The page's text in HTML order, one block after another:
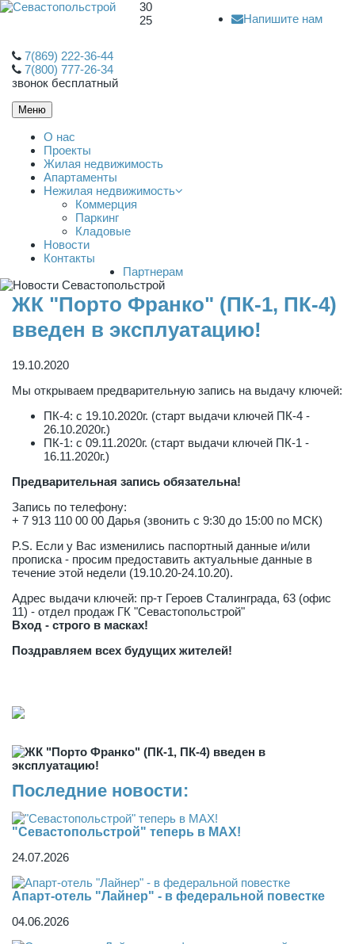
30
25
Напишите нам
7(869) 222-36-44
7(800) 777-26-34
звонок бесплатный
Меню
О нас
Проекты
Жилая недвижимость
Апартаменты
Нежилая недвижимость
Коммерция
Паркинг
Кладовые
Новости
Контакты
Партнерам
ЖК "Порто Франко" (ПК-1, ПК-4)
введен в эксплуатацию!
19.10.2020
Мы открываем предварительную запись на выдачу ключей:
ПК-4: с 19.10.2020г. (старт выдачи ключей ПК-4 -
26.10.2020г.)
ПК-1: с 09.11.2020г. (старт выдачи ключей ПК-1 -
16.11.2020г.)
Предварительная запись обязательна!
Запись по телефону:
+ 7 913 110 00 00 Дарья (звонить с 9:30 до 15:00 по МСК)
P.S. Если у Вас изменились паспортный данные и/или
прописка - просим предоставить актуальные данные в
течение этой недели (19.10.20-24.10.20).
Адрес выдачи ключей: пр-т Героев Сталинграда, 63 (офис
11) - отдел продаж ГК "Севастопольстрой"
Вход - строго в масках!
Поздравляем всех будущих жителей!
Последние новости:
"Севастопольстрой" теперь в MAX!
24.07.2026
Апарт-отель "Лайнер" - в федеральной повестке
04.06.2026